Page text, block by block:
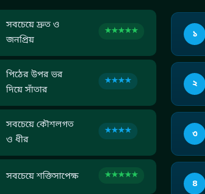
সবচেয়ে দ্রুত ও
জনপ্রিয়
★★★★★
পিঠের উপর ভর
দিয়ে সাঁতার
★★★★
সবচেয়ে কৌশলগত
ও ধীর
★★★★
সবচেয়ে শক্তিসাপেক্ষ ★★★★★
১
২
৩
৪